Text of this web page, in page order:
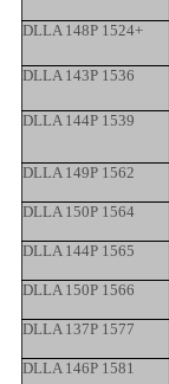
DLLA 148P 1524+
DLLA 143P 1536
DLLA 144P 1539
DLLA 149P 1562
DLLA 150P 1564
DLLA 144P 1565
DLLA 150P 1566
DLLA 137P 1577
DLLA 146P 1581